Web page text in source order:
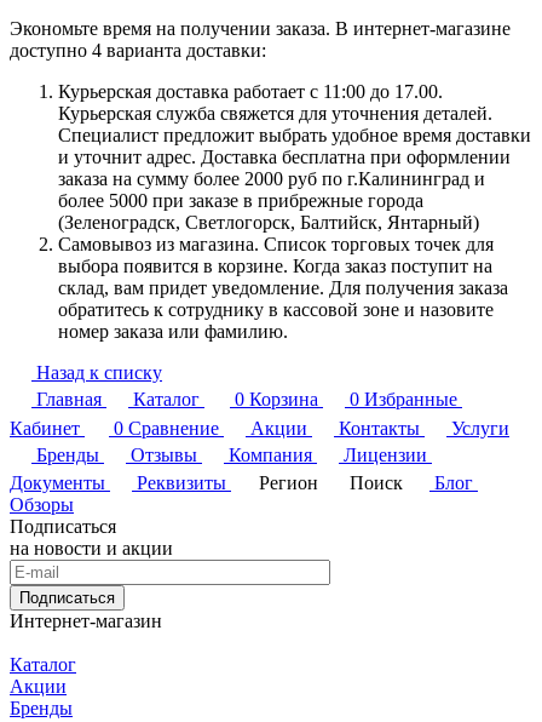
Экономьте время на получении заказа. В интернет-магазине
доступно 4 варианта доставки:
Курьерская доставка работает с 11:00 до 17.00.
Курьерская служба свяжется для уточнения деталей.
Специалист предложит выбрать удобное время доставки
и уточнит адрес. Доставка бесплатна при оформлении
заказа на сумму более 2000 руб по г.Калининград и
более 5000 при заказе в прибрежные города
(Зеленоградск, Светлогорск, Балтийск, Янтарный)
Самовывоз из магазина. Список торговых точек для
выбора появится в корзине. Когда заказ поступит на
склад, вам придет уведомление. Для получения заказа
обратитесь к сотруднику в кассовой зоне и назовите
номер заказа или фамилию.
Назад к списку
Главная
Каталог 0 Корзина 0 Избранные
Кабинет
0 Сравнение Акции Контакты
Услуги
Бренды
Отзывы Компания
Лицензии
Документы
Реквизиты Регион Поиск
Блог
Обзоры
Подписаться
на новости и акции
Подписаться
Интернет-магазин
Каталог
Акции
Бренды